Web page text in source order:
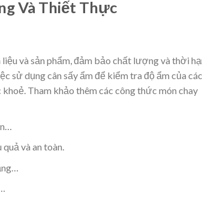
Và Thiết Thực
và sản phẩm, đảm bảo chất lượng và thời
sử dụng cân sấy ẩm để kiểm tra độ ẩm của các
Tham khảo thêm các công thức món chay
và an toàn.